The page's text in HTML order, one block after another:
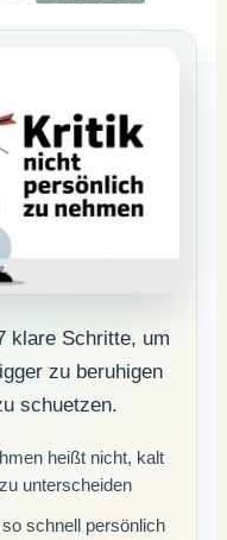
klare Schritte, um
zu beruhigen
schuetzen.
heißt nicht, kalt
unterscheiden
schnell persönlich